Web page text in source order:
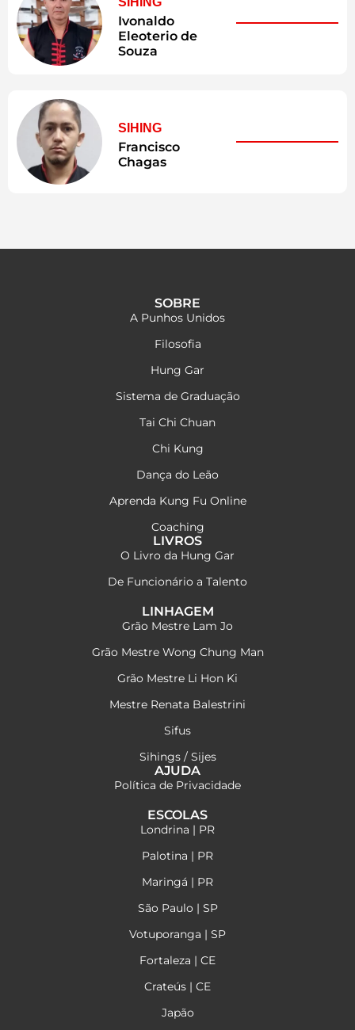
Ivonaldo
Eleoterio de
Souza
SIHING
Francisco
Chagas
SOBRE
A Punhos Unidos
Filosofia
Hung Gar
Sistema de Graduação
Tai Chi Chuan
Chi Kung
Dança do Leão
Aprenda Kung Fu Online
Coaching
LIVROS
O Livro da Hung Gar
De Funcionário a Talento
LINHAGEM
Grão Mestre Lam Jo
Grão Mestre Wong Chung Man
Grão Mestre Li Hon Ki
Mestre Renata Balestrini
Sifus
Sihings / Sijes
AJUDA
Política de Privacidade
ESCOLAS
Londrina | PR
Palotina | PR
Maringá | PR
São Paulo | SP
Votuporanga | SP
Fortaleza | CE
Crateús | CE
Japão